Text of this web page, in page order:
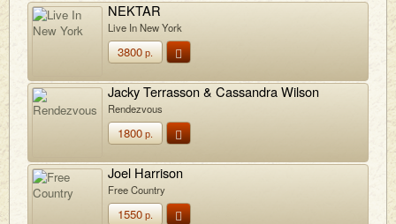
NEKTAR
Live In New York
3800р.
Jacky Terrasson & Cassandra Wilson
Rendezvous
1800р.
Joel Harrison
Free Country
1550р.